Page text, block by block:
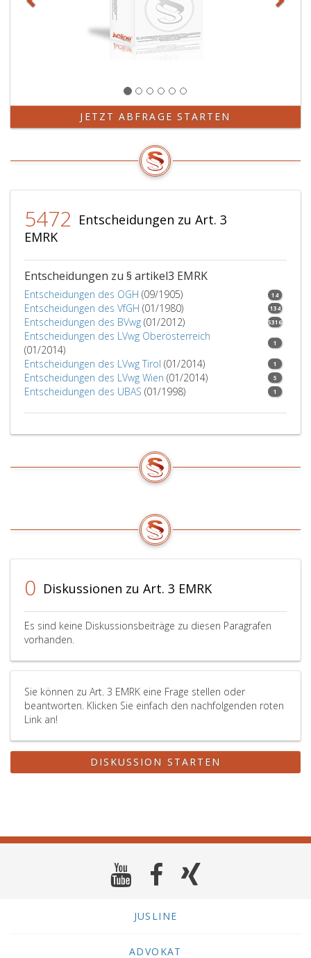
JETZT ABFRAGE STARTEN
5472 Entscheidungen zu Art. 3
EMRK
Entscheidungen zu § artikel3 EMRK
Entscheidungen des OGH (09/1905) 14
Entscheidungen des VfGH (01/1980) 134
Entscheidungen des BVwg (01/2012) 5316
Entscheidungen des LVwg Oberösterreich
(01/2014)
1
Entscheidungen des LVwg Tirol (01/2014) 1
Entscheidungen des LVwg Wien (01/2014) 5
Entscheidungen des UBAS (01/1998) 1
0 Diskussionen zu Art. 3 EMRK
Es sind keine Diskussionsbeiträge zu diesen Paragrafen
vorhanden.
Sie können zu Art. 3 EMRK eine Frage stellen oder
beantworten. Klicken Sie einfach den nachfolgenden roten
Link an!
DISKUSSION STARTEN
JUSLINE
ADVOKAT